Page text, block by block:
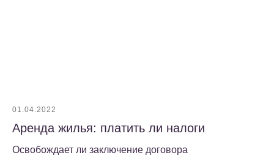
01.04.2022
Аренда жилья: платить ли налоги
Освобождает ли заключение договора